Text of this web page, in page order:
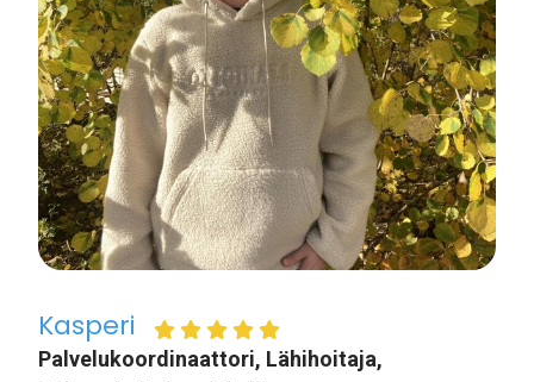
Kasperi
Palvelukoordinaattori, Lähihoitaja,